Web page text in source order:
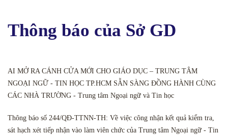
Thông báo của Sở GD
AI MỞ RA CÁNH CỬA MỚI CHO GIÁO DỤC – TRUNG TÂM
NGOẠI NGỮ - TIN HỌC TP.HCM SẴN SÀNG ĐỒNG HÀNH CÙNG
CÁC NHÀ TRƯỜNG - Trung tâm Ngoại ngữ và Tin học
Thông báo số 244/QĐ-TTNN-TH: Về việc công nhận kết quả kiểm tra,
sát hạch xét tiếp nhận vào làm viên chức của Trung tâm Ngoại ngữ - Tin